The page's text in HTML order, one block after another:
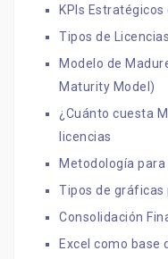
KPIs Estratégicos
Tipos de
Modelo de
Maturity Model)
¿Cuánto cuesta
licencias
Metodología
Tipos de gráficas
Consolidación
Excel como base